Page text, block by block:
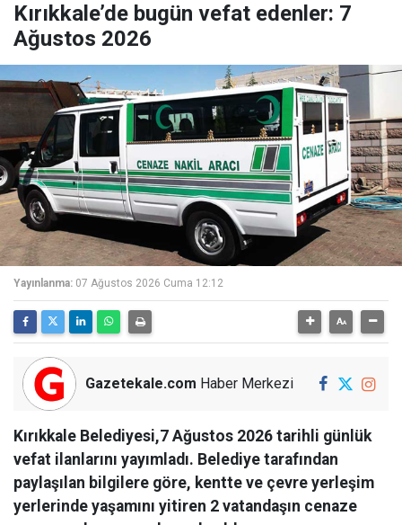
Kırıkkale’de bugün vefat edenler: 7
Ağustos 2026
Yayınlanma: 07 Ağustos 2026 Cuma 12:12
Gazetekale.com Haber Merkezi
Kırıkkale Belediyesi,7 Ağustos 2026 tarihli günlük
vefat ilanlarını yayımladı. Belediye tarafından
paylaşılan bilgilere göre, kentte ve çevre yerleşim
yerlerinde yaşamını yitiren 2 vatandaşın cenaze